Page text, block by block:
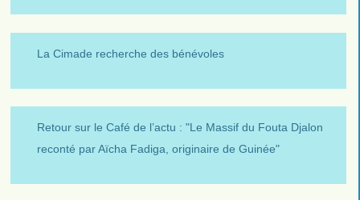
La Cimade recherche des bénévoles
Retour sur le Café de l’actu : "Le Massif du Fouta Djalon
reconté par Aïcha Fadiga, originaire de Guinée"